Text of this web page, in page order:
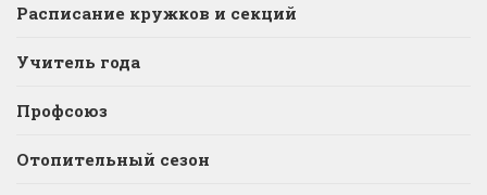
Расписание кружков и секций
Учитель года
Профсоюз
Отопительный сезон